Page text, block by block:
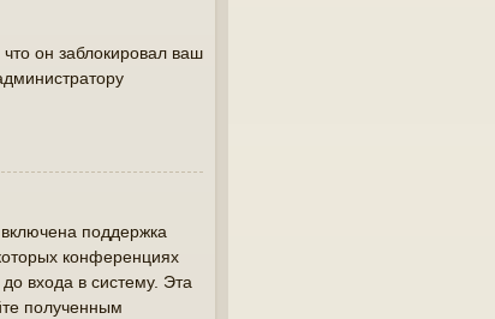
он заблокировал ваш
поддержка
конференциях
входа в систему. Эта
полученным